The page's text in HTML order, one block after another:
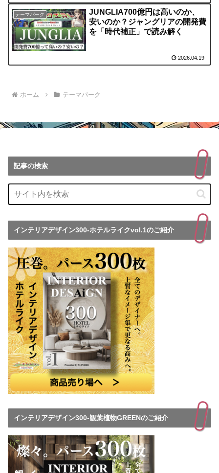
テーマパーク
JUNGLIA700億円は高いのか、
安いのか？ジャングリアの開発費
を「時代補正」で読み解く
2026.04.19
ホーム テーマパーク
記事の検索
インテリアデザイン300-ホテルライクvol.1のご紹介
インテリアデザイン300-観葉植物GREENのご紹介